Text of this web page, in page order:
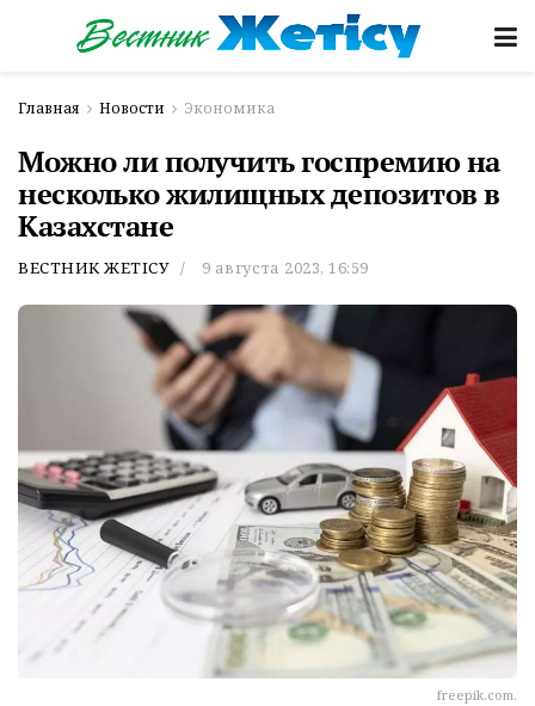
Главная Новости Экономика
Можно ли получить госпремию на
несколько жилищных депозитов в
Казахстане
ВЕСТНИК ЖЕТІСУ 9 августа 2023, 16:59
freepik.com.